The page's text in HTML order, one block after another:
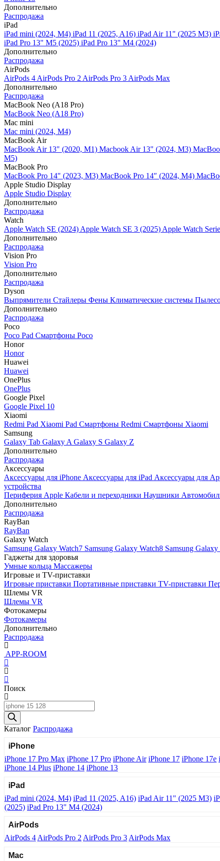
Дополнительно
Распродажа
iPad
iPad mini (2024, M4) iPad 11 (2025, A16) iPad Air 11" (2025 M3)
iPad Pro 13" M5 (2025) iPad Pro 13" M4 (2024)
Дополнительно
Распродажа
AirPods
AirPods 4 AirPods Pro 2 AirPods Pro 3 AirPods Max
Дополнительно
Распродажа
MacBook Neo (A18 Pro)
MacBook Neo (A18 Pro)
Mac mini
Mac mini (2024, M4)
MacBook Air
MacBook Air 13" (2020, M1) Macbook Air 13" (2024, M3)
M5)
MacBook Pro
MacBook Pro 14" (2023, M3) MacBook Pro 14″ (2024, M4)
Apple Studio Display
Apple Studio Display
Дополнительно
Распродажа
Watch
Apple Watch SE (2024) Apple Watch SE 3 (2025) Apple Watch
Дополнительно
Распродажа
Vision Pro
Vision Pro
Дополнительно
Распродажа
Dyson
Выпрямители Стайлеры Фены Климатические системы
Дополнительно
Распродажа
Poco
Poco Pad Смартфоны Poco
Honor
Honor
Huawei
Huawei
OnePlus
OnePlus
Google Pixel
Google Pixel 10
Xiaomi
Redmi Pad Xiaomi Pad Смартфоны Redmi Смартфоны Xiaomi
Samsung
Galaxy Tab Galaxy A Galaxy S Galaxy Z
Дополнительно
Распродажа
Аксессуары
Аксессуары для iPhone Аксессуары для iPad Аксессуары для
устройства
Периферия Apple Кабели и переходники Наушники
Дополнительно
Распродажа
RayBan
RayBan
Galaxy Watch
Samsung Galaxy Watch7 Samsung Galaxy Watch8 Samsung
Гаджеты для здоровья
Умные кольца Массажеры
Игровые и TV-приставки
Игровые приставки Портативные приставки TV-приставки
Шлемы VR
Шлемы VR
Фотокамеры
Фотокамеры
Дополнительно
Распродажа
APP-ROOM
Поиск
Поиск
товаров
Каталог Распродажа
iPhone
iPhone 17 Pro Max iPhone 17 Pro iPhone Air iPhone 17 iPhone 17e
iPhone 14 Plus iPhone 14 iPhone 13
iPad
iPad mini (2024, M4) iPad 11 (2025, A16) iPad Air 11" (2025 M3)
(2025) iPad Pro 13" M4 (2024)
AirPods
AirPods 4 AirPods Pro 2 AirPods Pro 3 AirPods Max
Mac